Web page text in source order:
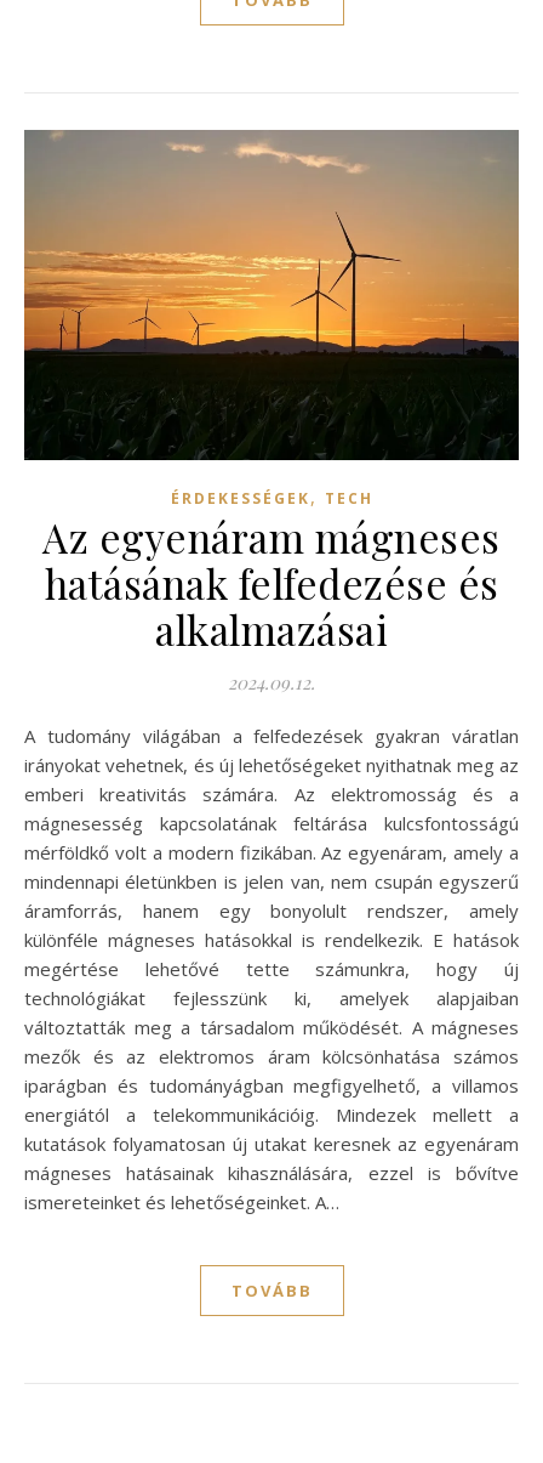
ÉRDEKESSÉGEK, TECH
Az egyenáram mágneses
hatásának felfedezése és
alkalmazásai
2024.09.12.
A tudomány világában a felfedezések gyakran váratlan
irányokat vehetnek, és új lehetőségeket nyithatnak meg az
emberi kreativitás számára. Az elektromosság és a
mágnesesség kapcsolatának feltárása kulcsfontosságú
mérföldkő volt a modern fizikában. Az egyenáram, amely a
mindennapi életünkben is jelen van, nem csupán egyszerű
áramforrás, hanem egy bonyolult rendszer, amely
különféle mágneses hatásokkal is rendelkezik. E hatások
megértése lehetővé tette számunkra, hogy új
technológiákat fejlesszünk ki, amelyek alapjaiban
változtatták meg a társadalom működését. A mágneses
mezők és az elektromos áram kölcsönhatása számos
iparágban és tudományágban megfigyelhető, a villamos
energiától a telekommunikációig. Mindezek mellett a
kutatások folyamatosan új utakat keresnek az egyenáram
mágneses hatásainak kihasználására, ezzel is bővítve
ismereteinket és lehetőségeinket. A…
TOVÁBB